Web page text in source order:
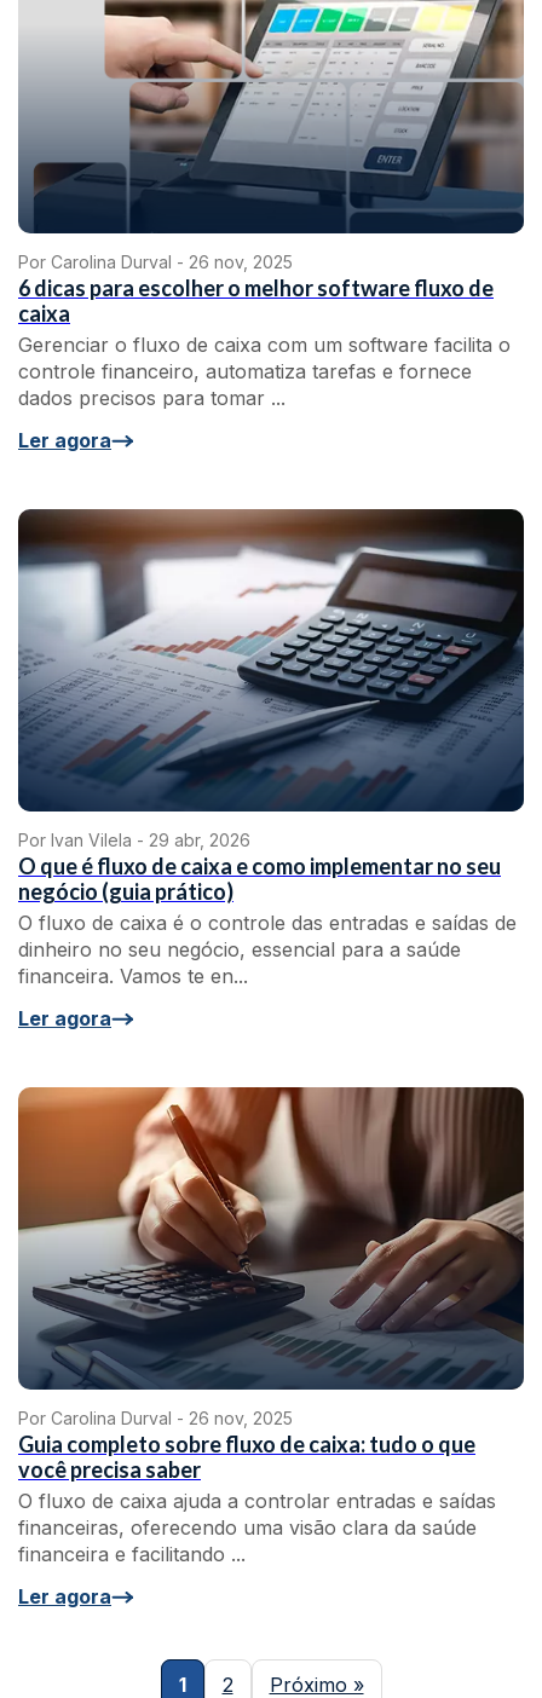
Por Carolina Durval - 26 nov, 2025
6 dicas para escolher o melhor software fluxo de
caixa
Gerenciar o fluxo de caixa com um software facilita o
controle financeiro, automatiza tarefas e fornece
dados precisos para tomar ...
Ler agora
Por Ivan Vilela - 29 abr, 2026
O que é fluxo de caixa e como implementar no seu
negócio (guia prático)
O fluxo de caixa é o controle das entradas e saídas de
dinheiro no seu negócio, essencial para a saúde
financeira. Vamos te en...
Ler agora
Por Carolina Durval - 26 nov, 2025
Guia completo sobre fluxo de caixa: tudo o que
você precisa saber
O fluxo de caixa ajuda a controlar entradas e saídas
financeiras, oferecendo uma visão clara da saúde
financeira e facilitando ...
Ler agora
1 2 Próximo »